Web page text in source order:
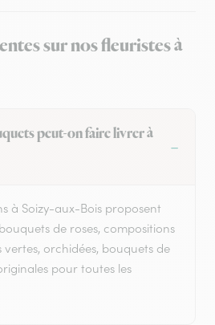
sur nos fleuristes à
peut-on faire livrer à
à Soizy-aux-Bois proposent
de roses, compositions
orchidées, bouquets de
pour toutes les